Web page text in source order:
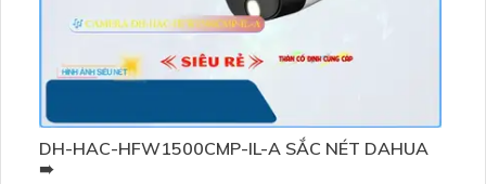
DH-HAC-HFW1500CMP-IL-A SẮC NÉT DAHUA
➠